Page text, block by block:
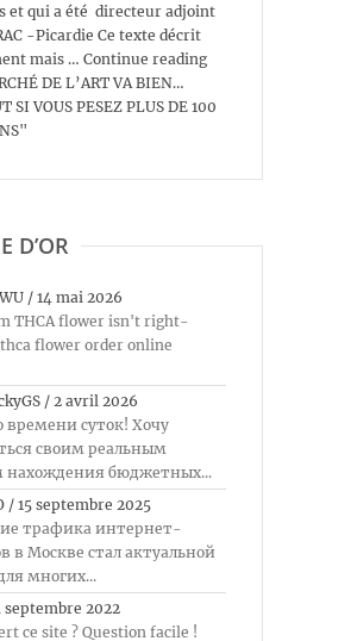
et qui a été directeur adjoint
-Picardie Ce texte décrit
mais … Continue reading
DE L’ART VA BIEN…
SI VOUS PESEZ PLUS DE 100
D’OR
/ 14 mai 2026
THCA flower isn't right-
flower order online
/ 2 avril 2026
времени суток! Хочу
своим реальным
нахождения бюджетных...
/ 15 septembre 2025
трафика интернет-
в Москве стал актуальной
многих...
septembre 2022
ce site ? Question facile !